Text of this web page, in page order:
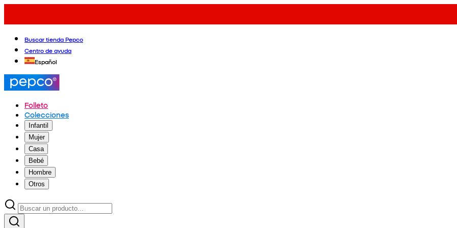
Buscar tienda Pepco
Centro de ayuda
Español
Folleto
Colecciones
Infantil
Mujer
Casa
Bebé
Hombre
Otros